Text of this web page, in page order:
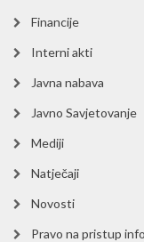
Financije
Interni akti
Javna nabava
Javno Savjetovanje
Mediji
Natječaji
Novosti
Pravo na pristup